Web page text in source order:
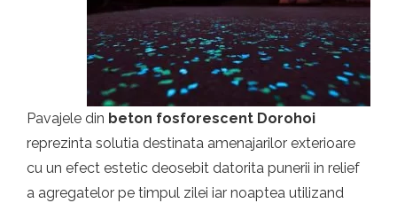
Pavajele din beton fosforescent Dorohoi
reprezinta solutia destinata amenajarilor exterioare
cu un efect estetic deosebit datorita punerii in relief
a agregatelor pe timpul zilei iar noaptea utilizand